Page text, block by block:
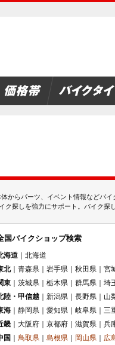
らパーツ、イベント情報などバイ
探しを強力にサポート。バイク探
国バイクショップ検索
海道 ｜北海道
北｜青森県｜岩手県｜秋田県｜宮
東 ｜茨城県｜栃木県｜群馬県｜
陸・甲信越 ｜新潟県｜長野県｜
海 ｜静岡県｜愛知県｜岐阜県｜三
畿 ｜大阪府｜京都府｜滋賀県｜
国
鳥取県 島根県 岡山県 広